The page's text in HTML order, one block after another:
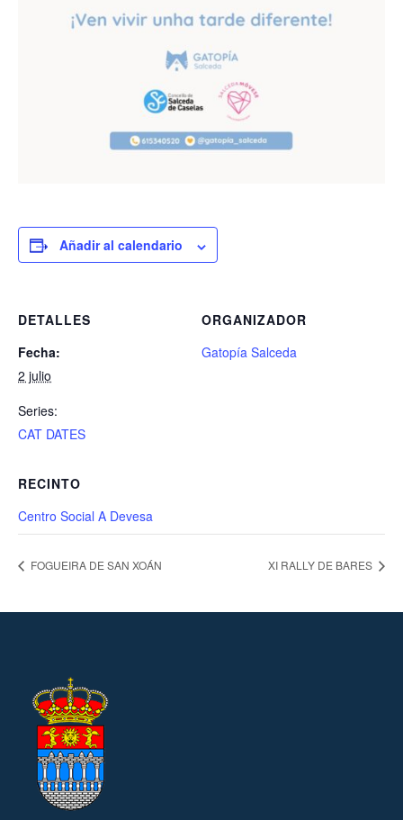
Añadir al calendario
DETALLES
Fecha:
2 julio
Series:
CAT DATES
ORGANIZADOR
Gatopía Salceda
RECINTO
Centro Social A Devesa
FOGUEIRA DE SAN XOÁN XI RALLY DE BARES